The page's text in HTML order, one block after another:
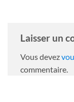
Laisser un
Vous devez
commentaire.